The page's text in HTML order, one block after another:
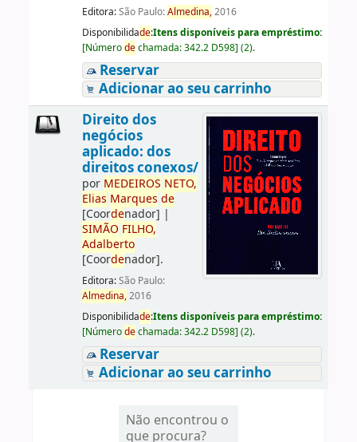
Editora:São Paulo:Almedina,2016
Disponibilidade:Itens disponíveis para empréstimo:
[Númerodechamada:342.2 D598] (2).
Reservar
Adicionar ao seu carrinho
Direito dos
negócios
aplicado: dos
direitos conexos/
por MEDEIROS NETO,
Elias Marques de
[Coordenador] |
SIMÃO FILHO,
Adalberto
[Coordenador].
Editora:São Paulo:
Almedina,2016
Disponibilidade:Itens disponíveis para empréstimo:
[Númerodechamada:342.2 D598] (2).
Reservar
Adicionar ao seu carrinho
Não encontrou o
que procura?